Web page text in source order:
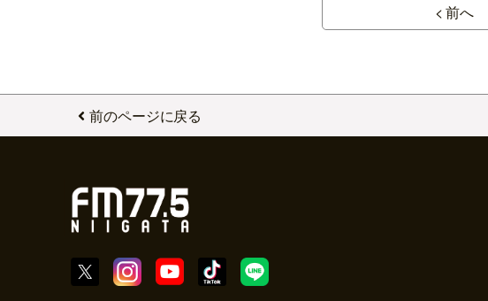
< 前へ
前のページに戻る